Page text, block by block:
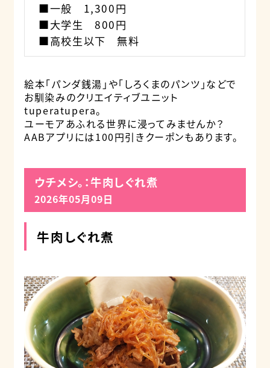
■一般 1,300円
■大学生 800円
■高校生以下 無料
絵本「パンダ銭湯」や「しろくまのパンツ」などで
お馴染みのクリエイティブユニット
tuperatupera。
ユーモアあふれる世界に浸ってみませんか？
AABアプリには100円引きクーポンもあります。
ウチメシ。：牛肉しぐれ煮
2026年05月09日
牛肉しぐれ煮